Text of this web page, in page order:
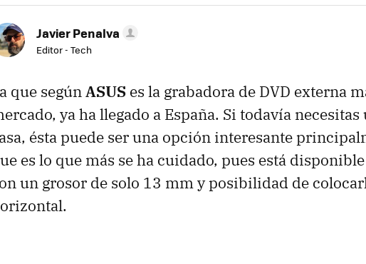
Javier Penalva
Editor - Tech
que segúnASUS es la grabadora de DVD externa
ya ha llegado a España. Si todavía
ésta puede ser una opción interesante
es lo que más se ha cuidado, pues está
un grosor de solo 13 mm y posibilidad de